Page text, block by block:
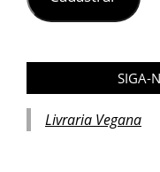
SIGA-
Livraria Vegana